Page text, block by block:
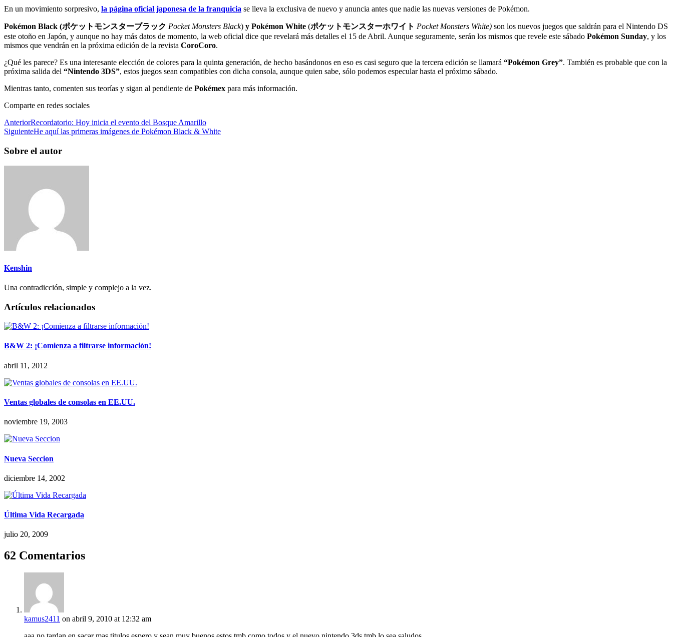
En un movimiento sorpresivo, la página oficial japonesa de la franquicia se lleva la exclusiva de nuevo y anuncia antes que nadie las nuevas versiones de Pokémon.
Pokémon Black (ポケットモンスターブラック Pocket Monsters Black) y Pokémon White (ポケットモンスターホワイト Pocket Monsters White) son los nuevos juegos que saldrán para el Nintendo DS
este otoño en Japón, y aunque no hay más datos de momento, la web oficial dice que revelará más detalles el 15 de Abril. Aunque seguramente, serán los mismos que revele este sábado Pokémon Sunday, y los
mismos que vendrán en la próxima edición de la revista CoroCoro.
¿Qué les parece? Es una interesante elección de colores para la quinta generación, de hecho basándonos en eso es casi seguro que la tercera edición se llamará “Pokémon Grey”. También es probable que con la
próxima salida del “Nintendo 3DS”, estos juegos sean compatibles con dicha consola, aunque quien sabe, sólo podemos especular hasta el próximo sábado.
Mientras tanto, comenten sus teorías y sigan al pendiente de Pokémex para más información.
Comparte en redes sociales
AnteriorRecordatorio: Hoy inicia el evento del Bosque Amarillo
SiguienteHe aquí las primeras imágenes de Pokémon Black & White
Sobre el autor
Kenshin
Una contradicción, simple y complejo a la vez.
Artículos relacionados
B&W 2: ¡Comienza a filtrarse información!
abril 11, 2012
Ventas globales de consolas en EE.UU.
noviembre 19, 2003
Nueva Seccion
diciembre 14, 2002
Última Vida Recargada
julio 20, 2009
62 Comentarios
kamus2411 on abril 9, 2010 at 12:32 am